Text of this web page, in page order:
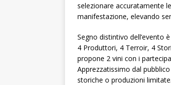
selezionare accuratamente
manifestazione, elevando
Segno distintivo dell’evento
4 Produttori, 4 Terroir, 4
propone 2 vini con i
Apprezzatissimo dal
storiche o produzioni